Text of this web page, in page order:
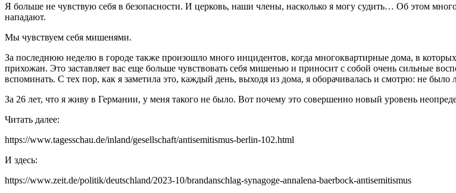
Я больше не чувствую себя в безопасности. И церковь, наши члены, насколько я могу судить… Об этом
нападают.
Мы чувствуем себя мишенями.
За последнюю неделю в городе также произошло много инцидентов, когда многоквартирные дома, в
прихожан. Это заставляет вас еще больше чувствовать себя мишенью и приносит с собой очень сильные
вспоминать. С тех пор, как я заметила это, каждый день, выходя из дома, я оборачивалась и смотрю: не
За 26 лет, что я живу в Германии, у меня такого не было. Вот почему это совершенно новый уровень
Читать далее:
https://www.tagesschau.de/inland/gesellschaft/antisemitismus-berlin-102.html
И здесь:
https://www.zeit.de/politik/deutschland/2023-10/brandanschlag-synagoge-annalena-baerbock-antisemitismus